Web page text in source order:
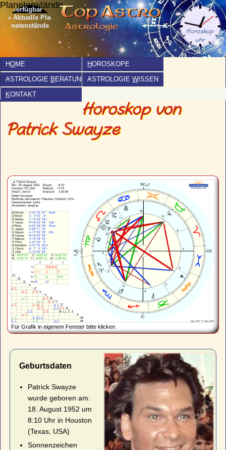
Planetenstände
» Aktuelle Pla­
netenstände
HOME HOROSKOPE
ASTROLOGIE B ERATUNG ASTROLOGIE W ISSEN
KONTAKT
Horoskop von
Patrick Swayze
Für Grafik in eigenem Fenster bitte klicken
Geburtsdaten
Patrick Swayze
wurde geboren am:
18. August 1952 um
8:10 Uhr in Houston
(Texas, USA)
Sonnenzeichen